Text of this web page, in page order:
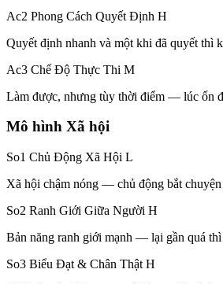
Ac2 Phong Cách Quyết Định H
Quyết định nhanh và một khi đã quyết thì
Ac3 Chế Độ Thực Thi M
Làm được, nhưng tùy thời điểm — lúc ổn
Mô hình Xã hội
So1 Chủ Động Xã Hội L
Xã hội chậm nóng — chủ động bắt
So2 Ranh Giới Giữa Người H
Bản năng ranh giới mạnh — lại gần quá
So3 Biểu Đạt & Chân Thật H